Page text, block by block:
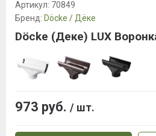
Артикул: 70849
Бренд: Döcke / Дёке
Döcke (Деке) LUX
973 руб. / шт.